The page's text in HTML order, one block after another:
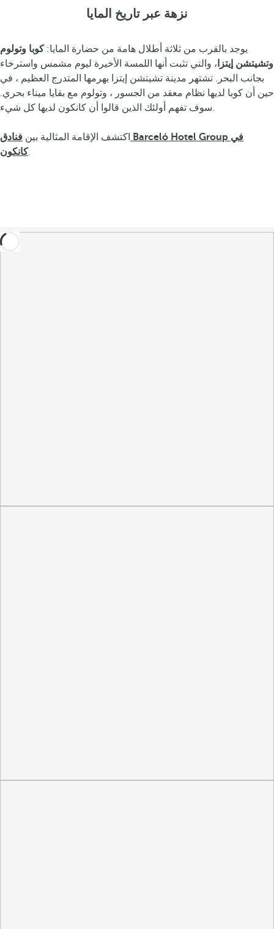
نزهة عبر تاريخ المايا
يوجد بالقرب من ثلاثة أطلال هامة من حضارة المايا:كوبا وتولوم
وتشيتشن إيتزا ، والتي تثبت أنها اللمسة الأخيرة ليوم مشمس واسترخاء
بجانب البحر. تشتهر مدينة تشيتشن إيتزا بهرمها المتدرج العظيم ، في
حين أن كوبا لديها نظام معقد من الجسور ، وتولوم مع بقايا ميناء بحري.
سوف تفهم أولئك الذين قالوا أن كانكون لديها كل شيء.
اكتشف الإقامة المثالية بين فنادق Barceló Hotel Group في
كانكون.